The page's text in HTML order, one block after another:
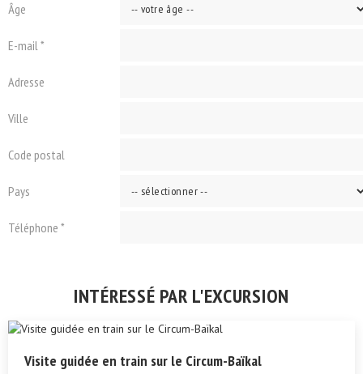
Âge
E-mail *
Adresse
Ville
Code postal
Pays
Téléphone *
INTÉRESSÉ PAR L'EXCURSION
Visite guidée en train sur le Circum-Baïkal